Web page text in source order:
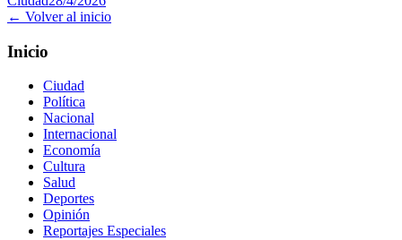
← Volver al inicio
Inicio
Ciudad
Política
Nacional
Internacional
Economía
Cultura
Salud
Deportes
Opinión
Reportajes Especiales